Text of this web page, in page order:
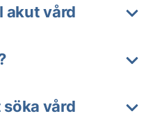
akut vård
söka vård